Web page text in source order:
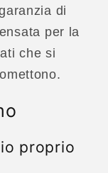
di
per la
che si
proprio